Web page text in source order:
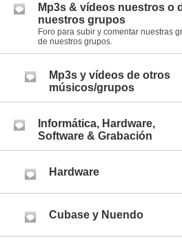
Mp3s & vídeos nuestros o
nuestros grupos
Foro para subir y comentar nuestras
de nuestros grupos.
Mp3s y vídeos de otros
músicos/grupos
Informática, Hardware,
Software & Grabación
Hardware
Cubase y Nuendo